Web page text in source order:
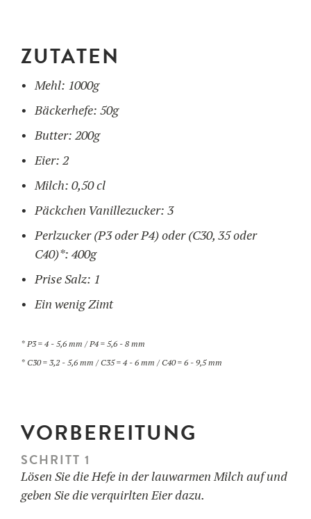
UNSERE PRODUKTE
Zutaten
UNSERE REZEPTE
KONTAKT UND ANGEBOT
ZUTATEN
Mehl: 1000g
Bäckerhefe: 50g
Butter: 200g
Eier: 2
Milch: 0,50 cl
Päckchen Vanillezucker: 3
Perlzucker (P3 oder P4) oder (C30, 35 oder
C40)*: 400g
Prise Salz: 1
Ein wenig Zimt
* P3 = 4 - 5,6 mm / P4 = 5,6 - 8 mm
* C30 = 3,2 - 5,6 mm / C35 = 4 - 6 mm / C40 = 6 - 9,5 mm
VORBEREITUNG
SCHRITT 1
Lösen Sie die Hefe in der lauwarmen Milch auf und
geben Sie die verquirlten Eier dazu.